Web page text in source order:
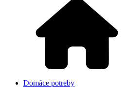
Domáce potreby